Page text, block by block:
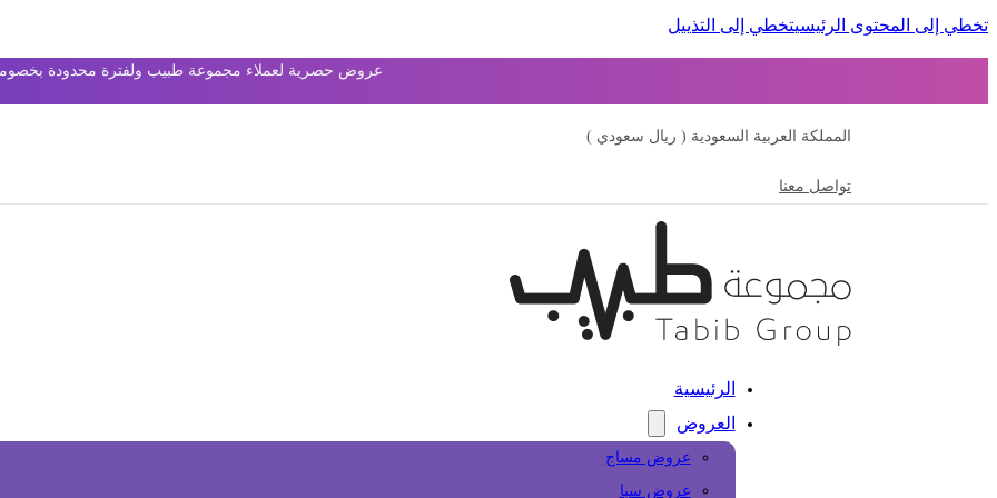
تخطي إلى المحتوى الرئيسيتخطي إلى التذييل
عروض حصرية لعملاء مجموعة طبيب ولفترة محدودة بخصومات
المملكة العربية السعودية ( ريال سعودي )
تواصل معنا
الرئيسية
العروض
عروض مساج
عروض سبا